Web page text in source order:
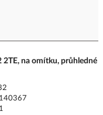
2TE, na omítku, průhledné